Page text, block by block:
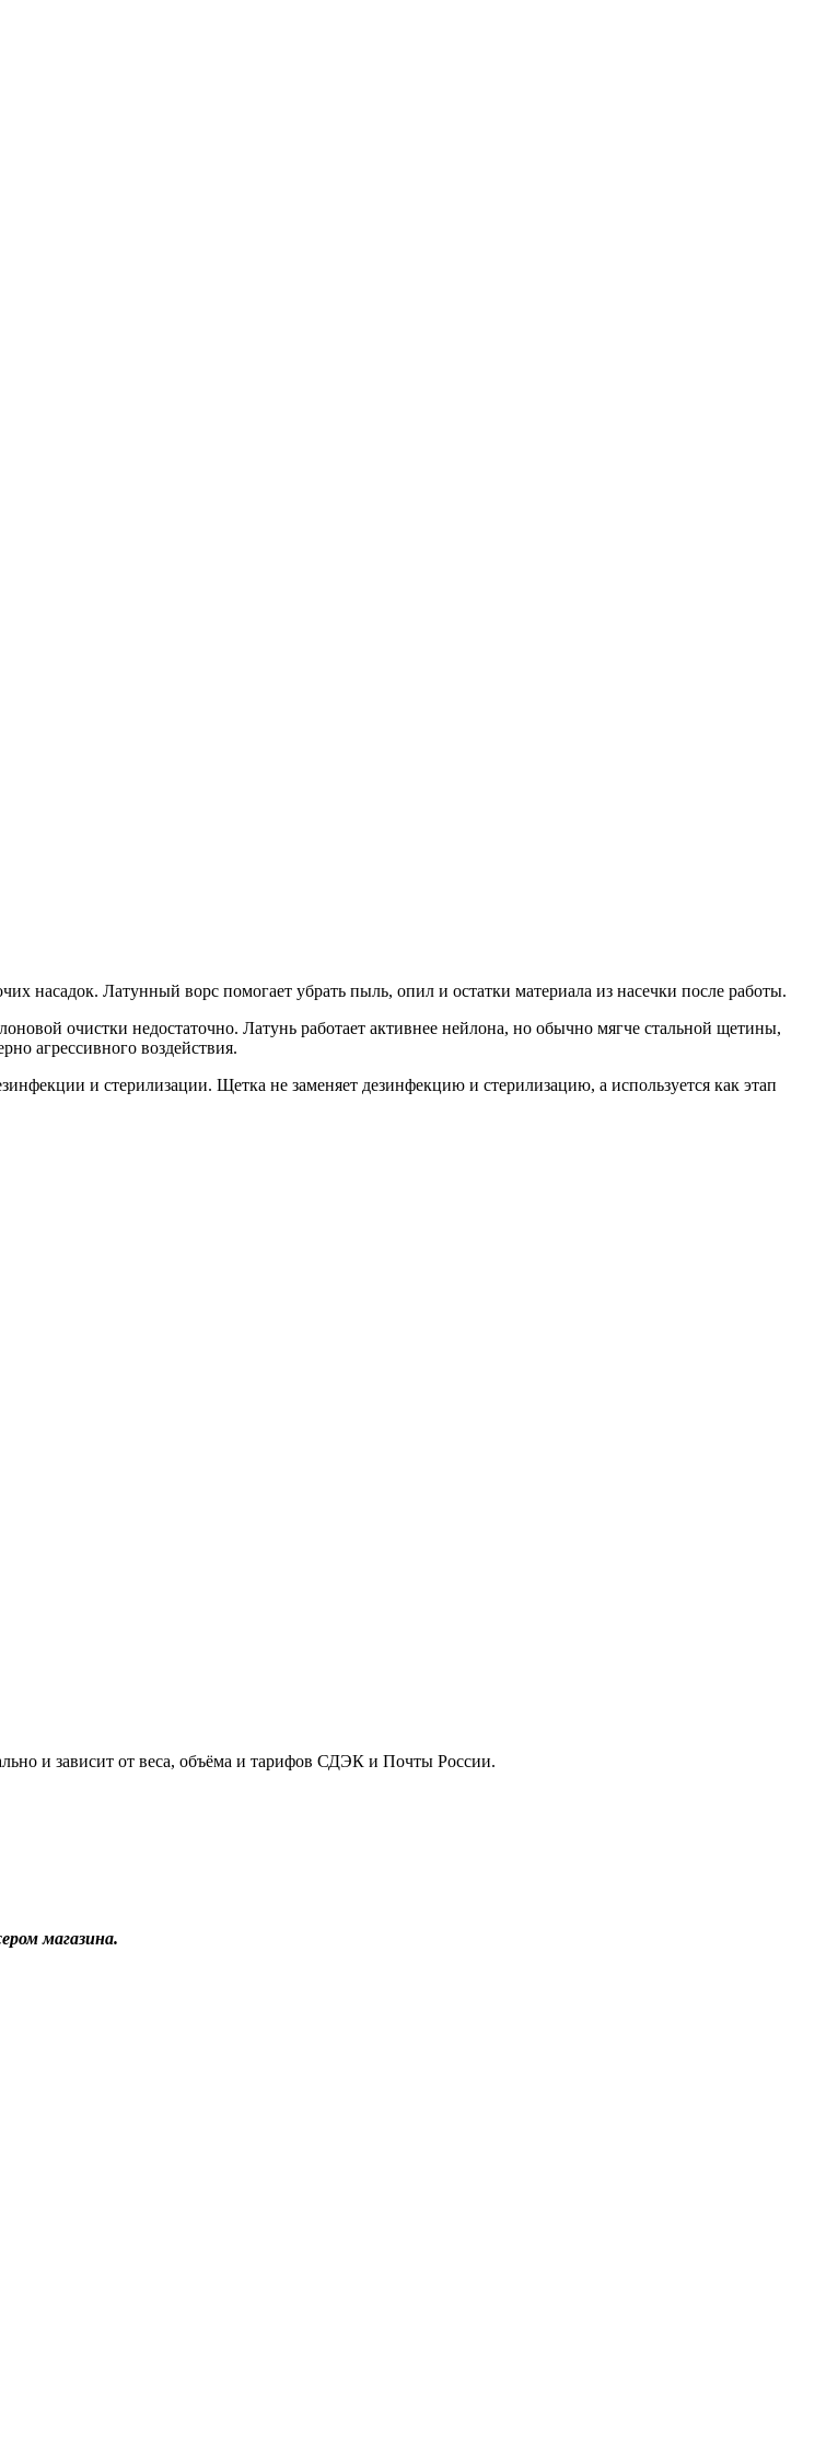
насадок. Латунный ворс помогает убрать пыль, опил и остатки материала из насечки после работы.
очистки недостаточно. Латунь работает активнее нейлона, но обычно мягче стальной щетины,
агрессивного воздействия.
и стерилизации. Щетка не заменяет дезинфекцию и стерилизацию, а используется как этап
и зависит от веса, объёма и тарифов СДЭК и Почты России.
магазина.